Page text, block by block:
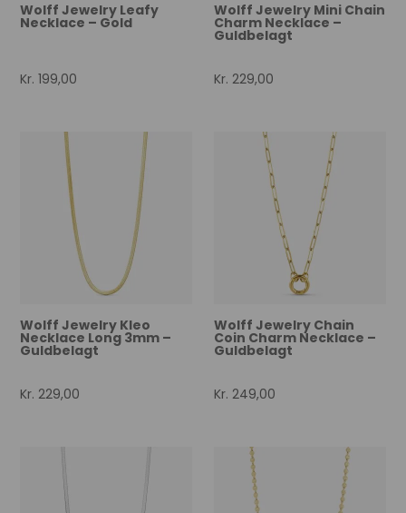
Wolff Jewelry Leafy
Necklace – Gold
Kr. 199,00
Wolff Jewelry Mini Chain
Charm Necklace –
Guldbelagt
Kr. 229,00
Wolff Jewelry Kleo
Necklace Long 3mm –
Guldbelagt
Kr. 229,00
Wolff Jewelry Chain
Coin Charm Necklace –
Guldbelagt
Kr. 249,00